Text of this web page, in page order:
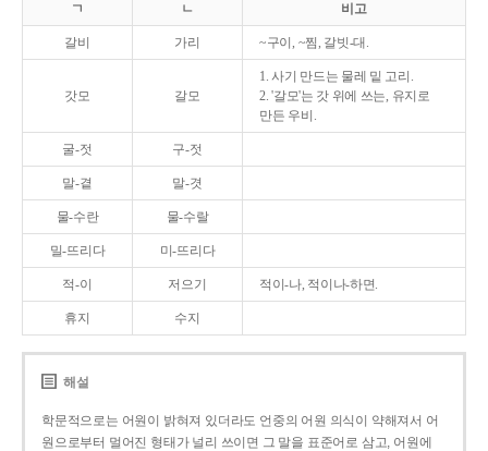
ㄱ ㄴ 비고
갈비 가리 ~구이, ~찜, 갈빗-대.
갓모 갈모
1. 사기 만드는 물레 밑 고리.
2. '갈모'는 갓 위에 쓰는, 유지로
만든 우비.
굴-젓 구-젓
말-곁 말-겻
물-수란 물-수랄
밀-뜨리다 미-뜨리다
적-이 저으기 적이-나, 적이나-하면.
휴지 수지
해설
학문적으로는 어원이 밝혀져 있더라도 언중의 어원 의식이 약해져서 어
원으로부터 멀어진 형태가 널리 쓰이면 그 말을 표준어로 삼고, 어원에